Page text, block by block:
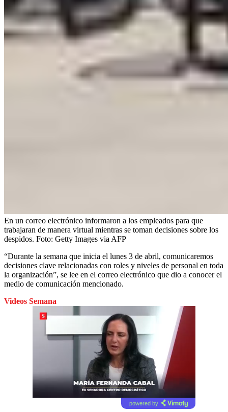
En un correo electrónico informaron a los empleados para que
trabajaran de manera virtual mientras se toman decisiones sobre los
despidos. Foto: Getty Images via AFP
“Durante la semana que inicia el lunes 3 de abril, comunicaremos
decisiones clave relacionadas con roles y niveles de personal en toda
la organización”, se lee en el correo electrónico que dio a conocer el
medio de comunicación mencionado.
Videos Semana
powered by